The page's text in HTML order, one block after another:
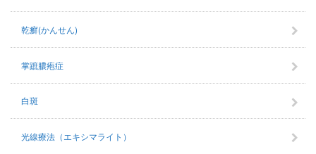
乾癬(かんせん)
掌蹠膿疱症
白斑
光線療法（エキシマライト）